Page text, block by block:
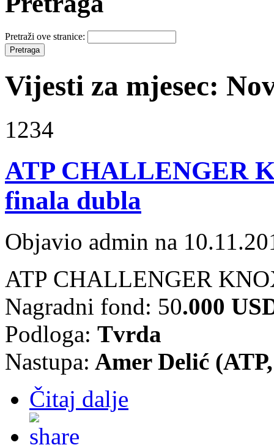
Pretraži ove stranice:
Vijesti za mjesec:
1234
ATP CHALLENGER
finala dubla
Objavio admin na
ATP CHALLENGER
Nagradni fond: 50.000
Podloga: Tvrda
Nastupa: Amer Delić
Čitaj dalje